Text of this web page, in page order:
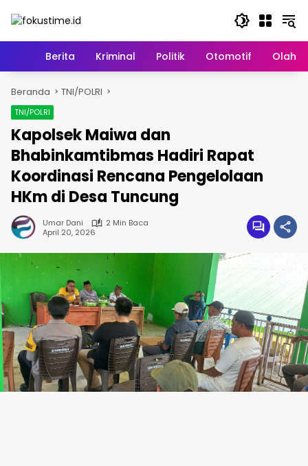
HomeBerita Kriminal Politik Otomotif
Beranda TNI/POLRI
TNI/POLRI
Kapolsek Maiwa dan
Bhabinkamtibmas Hadiri Rapat
Koordinasi Rencana Pengelolaan
HKm di Desa Tuncung
Umar Dani
2 Min Baca
April 20, 2026